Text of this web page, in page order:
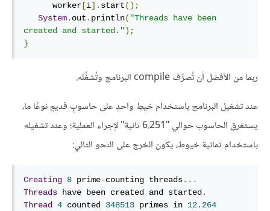
      worker
[i]. start();
System. out . println( "Threads have been
created and started.");
}
ربما من الأفضل أن تُصرِّف compile البرنامج وتُشغِّله.
عند تشغيل البرنامج باستخدام خيطٍ واحدٍ على حاسوبٍ قديمٍ نوعًا ما،
يستغرق الحاسوب حوالي "6.251 ثانية" لإجراء العملية؛ وعند تشغيله
باستخدام ثمانية خيوط، يكون الخرج على النحو التالي:
Creating 8 prime-counting threads...
Threads have been created and started .
Thread
4 counted 348513 primes in 12.264